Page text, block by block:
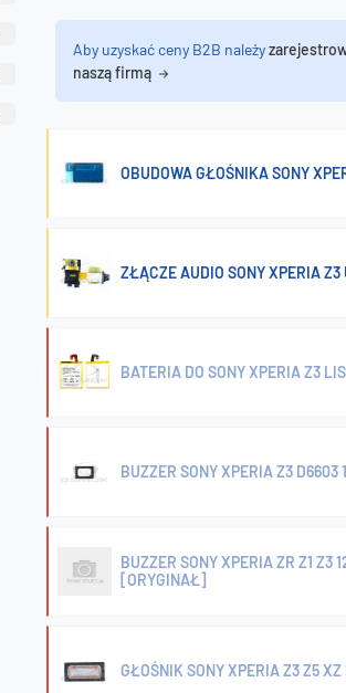
Aby uzyskać ceny B2B należy
naszą firmą
OBUDOWA GŁOŚNIKA SONY
ZŁĄCZE AUDIO SONY XPERIA
BATERIA DO SONY XPERIA Z3
BUZZER SONY XPERIA Z3 D6603
BUZZER SONY XPERIA ZR Z1 Z3
[ORYGINAŁ]
GŁOŚNIK SONY XPERIA Z3 Z5